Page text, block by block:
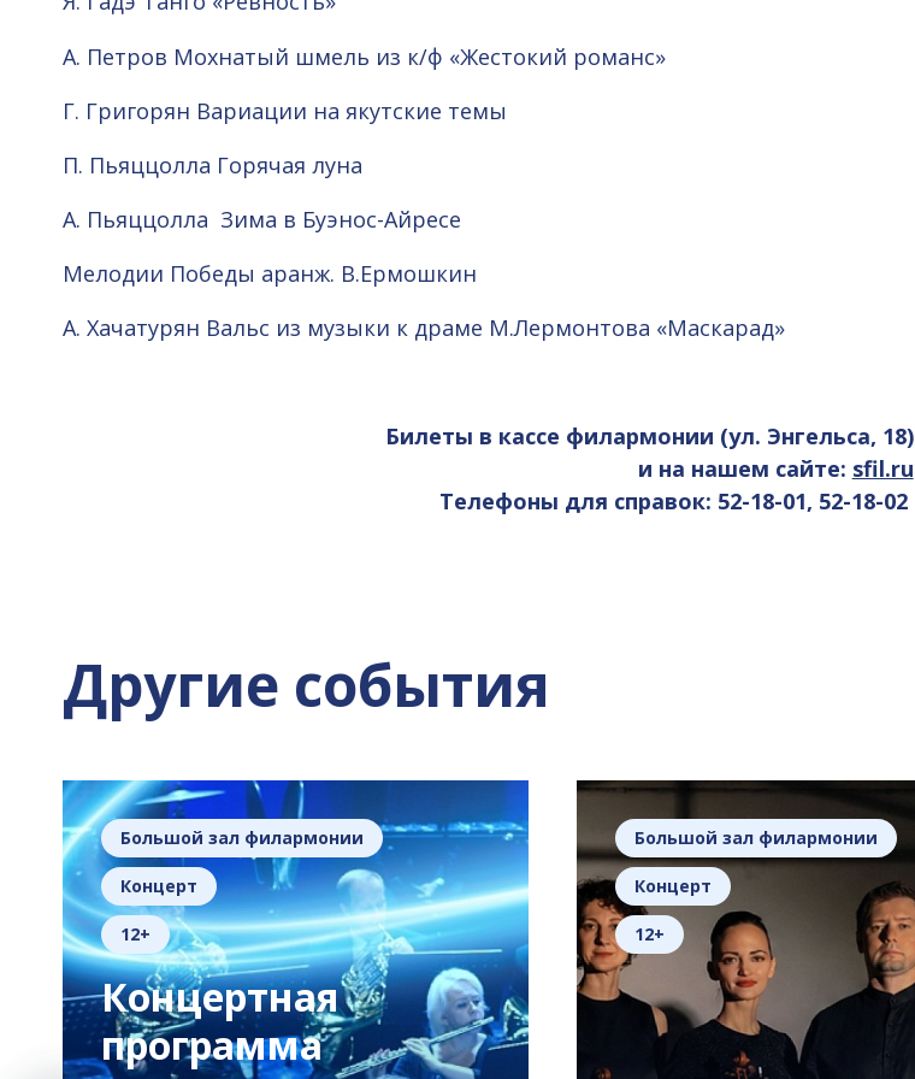
А. Петров Мохнатый шмель из к/ф «Жестокий романс»
Г. Григорян Вариации на якутские темы
П. Пьяццолла Горячая луна
А. Пьяццолла Зима в Буэнос-Айресе
Мелодии Победы аранж. В.Ермошкин
А. Хачатурян Вальс из музыки к драме М.Лермонтова «Маскарад»
Билеты в кассе филармонии (ул. Энгельса, 18)
и на нашем сайте: sfil.ru
Телефоны для справок: 52-18-01, 52-18-02
Другие события
Большой зал филармонии
Концерт
12+
Концертная
программа
Большой зал филармонии
Концерт
12+